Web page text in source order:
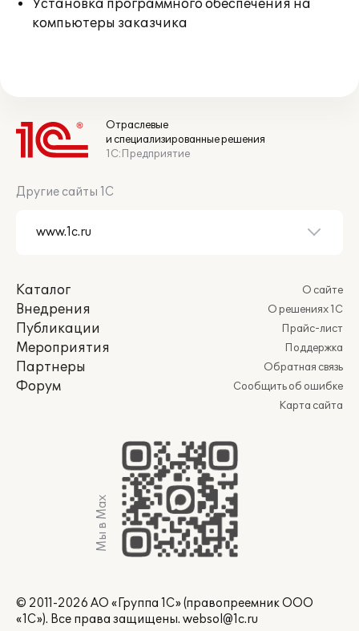
Установка программного обеспечения на
компьютеры заказчика
Отраслевые
и специализированные решения
1С:Предприятие
Другие сайты 1С
Каталог
Внедрения
Публикации
Мероприятия
Партнеры
Форум
О сайте
О решениях 1С
Прайс-лист
Поддержка
Обратная связь
Сообщить об ошибке
Карта сайта
Мы в Max
© 2011-2026 АО «Группа 1С» (правопреемник ООО
«1С»). Все права защищены. websol@1c.ru